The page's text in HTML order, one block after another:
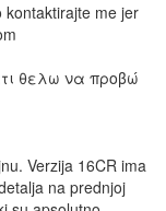
kontaktirajte me jer
θελω να προβώ
Verzija 16CR ima
na prednjoj